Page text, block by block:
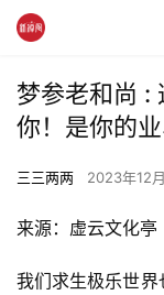
梦参老和尚 :
你！是你的
三三两两 2023年12
来源：虚云文化
我们求生极乐世